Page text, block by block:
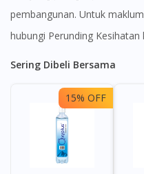
pembangunan. Untuk
hubungi Perunding Kesihatan
Sering Dibeli Bersama
15% OFF